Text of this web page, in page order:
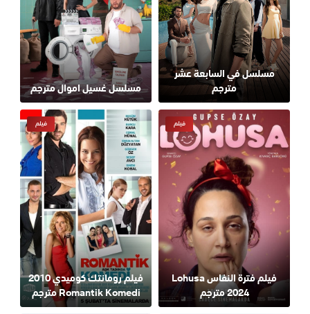
مسلسل في السابعة عشر
مترجم
مسلسل غسيل اموال مترجم
فيلم فترة النفاس Lohusa
2024 مترجم
فيلم
فيلم رومانتك كوميدي 2010
Romantik Komedi مترجم
فيلم